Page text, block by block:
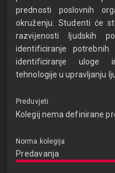
prednosti poslovnih
okruženju. Studenti će
razvijenosti ljudskih
identificiranje
identificiranje uloge
tehnologije u upravljanju
Preduvjeti
Kolegij nema definirane
Norma kolegija
Predavanja